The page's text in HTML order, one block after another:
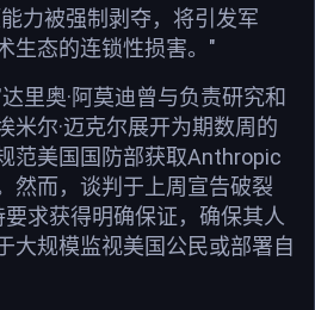
力被强制剥夺，将引发军
生态的连锁性损害。"
里奥·阿莫迪曾与负责研究和
米尔·迈克尔展开为期数周的
范美国国防部获取Anthropic
然而，谈判于上周宣告破裂
求获得明确保证，确保其人
大规模监视美国公民或部署自